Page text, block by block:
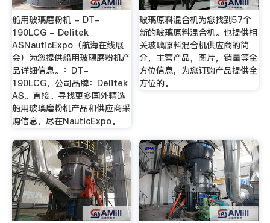
船用玻璃磨粉机 - DT-
190LCG - Delitek
ASNauticExpo（航海在线展
会）为您提供船用玻璃磨粉机产
品详细信息。：DT-
190LCG，公司品牌：Delitek
AS。直接。寻找更多国外精选
船用玻璃磨粉机产品和供应商采
购信息，尽在NauticExpo。
玻璃原料混合机为您找到57个
新的玻璃原料混合机。也提供相
关玻璃原料混合机供应商的简
介，主营产品，图片，销量等全
方位信息，为您订购产品提供全
方位的。